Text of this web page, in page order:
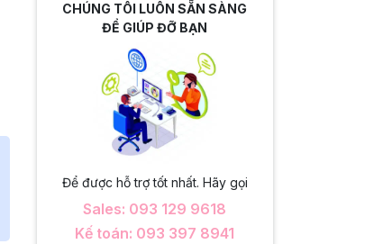
CHÚNG TÔI LUÔN SẴN SÀNG
ĐỂ GIÚP ĐỠ BẠN
Để được hỗ trợ tốt nhất. Hãy gọi
Sales: 093 129 9618
Kế toán: 093 397 8941